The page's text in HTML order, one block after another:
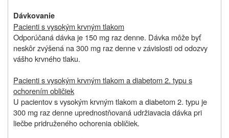
Dávkovanie
Pacienti s vysokým krvným tlakom
Odporúčaná dávka je 150 mg raz denne. Dávka môže byť
neskôr zvýšená na 300 mg raz denne v závislosti od odozvy
vášho krvného tlaku.
Pacienti s vysokým krvným tlakom a diabetom 2. typu s
ochorením obličiek
U pacientov s vysokým krvným tlakom a diabetom 2. typu je
300 mg raz denne uprednostňovaná udržiavacia dávka pri
liečbe pridruženého ochorenia obličiek.